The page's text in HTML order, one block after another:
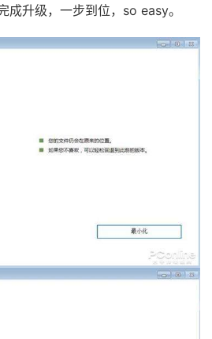
成升级，一步到位，so easy。